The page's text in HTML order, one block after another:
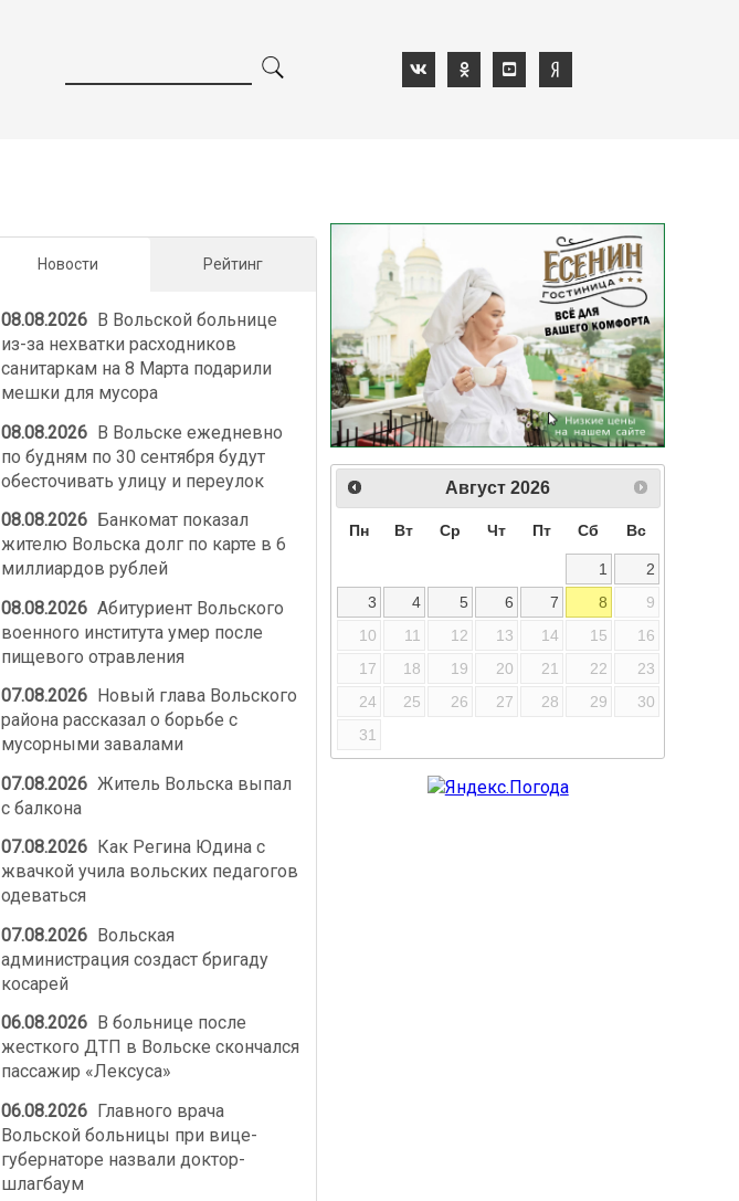
Новости Рейтинг
08.08.2026 В Вольской больнице
из-за нехватки расходников
санитаркам на 8 Марта подарили
мешки для мусора
08.08.2026 В Вольске ежедневно
по будням по 30 сентября будут
обесточивать улицу и переулок
08.08.2026
Банкомат показал
жителю Вольска долг по карте в 6
миллиардов рублей
08.08.2026 Абитуриент Вольского
военного института умер после
пищевого отравления
07.08.2026
Новый глава Вольского
района рассказал о борьбе с
мусорными завалами
07.08.2026 Житель Вольска выпал
с балкона
07.08.2026
Как Регина Юдина с
жвачкой учила вольских педагогов
одеваться
07.08.2026 Вольская
администрация создаст бригаду
косарей
06.08.2026
В больнице после
жесткого ДТП в Вольске скончался
пассажир «Лексуса»
06.08.2026 Главного врача
Вольской больницы при вице-
губернаторе назвали доктор-
шлагбаум
Август 2026
Пн Вт Ср Чт Пт Сб Вс
1
2
3
4 5 6 7 8
9
10
11 12 13 14 15
16
17
18 19 20 21 22
23
24
25 26 27 28 29
30
31